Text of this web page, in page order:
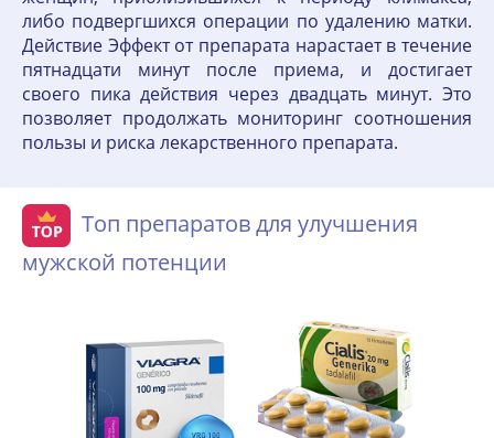
либо подвергшихся операции по удалению матки.
Действие Эффект от препарата нарастает в течение
пятнадцати минут после приема, и достигает
своего пика действия через двадцать минут. Это
позволяет продолжать мониторинг соотношения
пользы и риска лекарственного препарата.
Топ препаратов для улучшения
мужской потенции